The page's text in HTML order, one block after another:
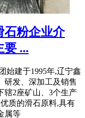
石粉企业介
要 ...
始建于1995年,辽宁鑫
研发、深加工及销售
辖2座矿山、3个生产
质的滑石原料,具有
属等